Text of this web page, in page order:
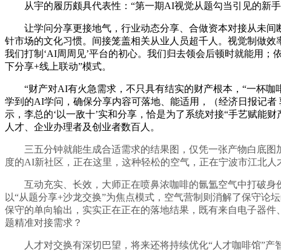
从宇的履历颇具代表性：“第一期AI视觉从题勾当引见的新手
让学问分享更接地气，行业动态分享、合做资本对接从未间
针市场的文化习惯。间接笼盖相关从业人员超千人。视觉制做
我们打制‘AI周周见’平台的初心。我们归去领会后顿时就能用
下分享+线上联动”模式。
“财产对AI有火急需求，不只具有结实的财产根本，“一杯咖
学到的AI学问，确保分享内容可落地、能适用，（经济日报记
示，李总的‘以一敌十’实和分享，恰是为了系统对接“手艺赋能
人才、企业办理者及创业者数百人。
三五分钟就能生成合适需求的结果图，仅凭一张产物白底图
度的AI新社区，正在这里，这种轻松的空气，正在宁波市江北人
互动充实、长效，大师正在喷鼻浓咖啡的氤氲空气中打破身
以“从题分享+沙龙交换”为焦点模式，空气营制则消解了保守
保守的单向输出，实实正在正在的落地结果，既有来自电子器
题精准对接需求？
人才对交换有深切巴望，将来还将持续优化“人才咖啡馆”产